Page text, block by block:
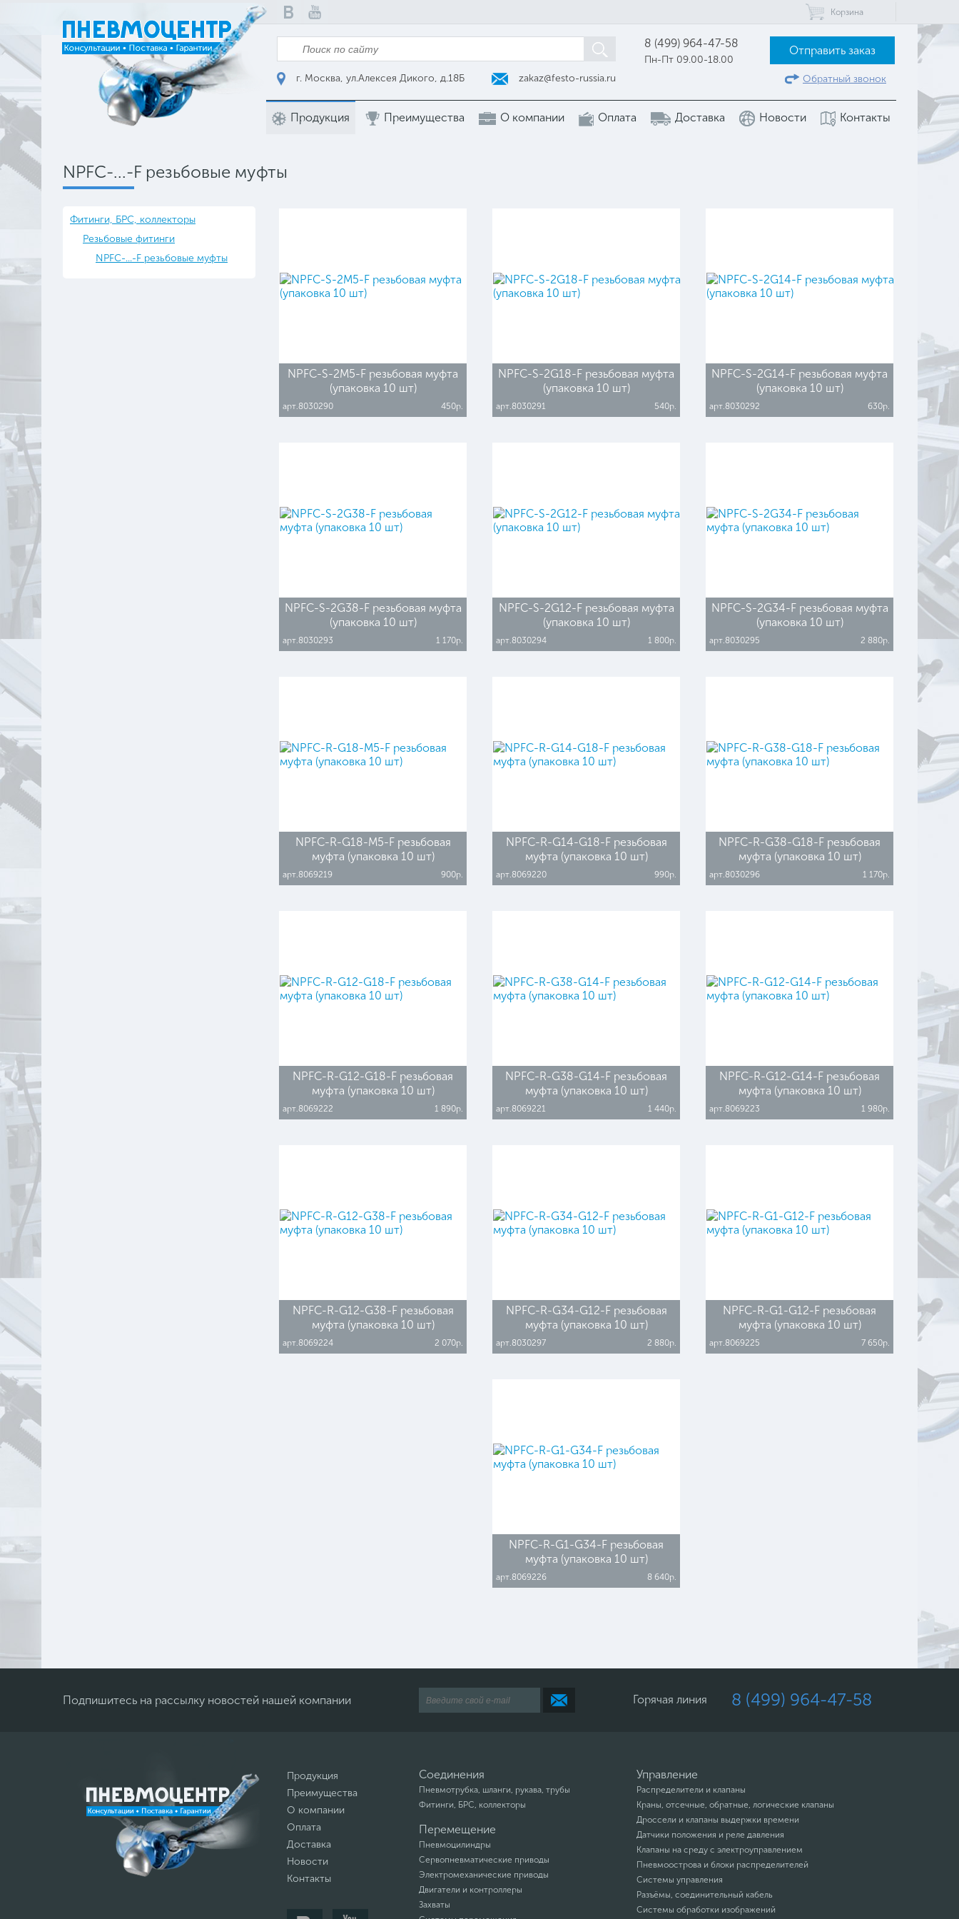
Корзина
г. Москва, ул.Алексея Дикого, д.18Б zakaz@festo-russia.ru
8 (499) 964-47-58
Пн-Пт 09.00-18.00
Отправить заказ
Обратный звонок
Продукция Преимущества О компании Оплата Доставка Новости Контакты
NPFC-...-F резьбовые муфты
Фитинги, БРС, коллекторы
Резьбовые фитинги
NPFC-...-F резьбовые муфты
NPFC-S-2M5-F резьбовая муфта
(упаковка 10 шт)
арт.8030290 450р.
NPFC-S-2G18-F резьбовая муфта
(упаковка 10 шт)
арт.8030291 540р.
NPFC-S-2G14-F резьбовая муфта
(упаковка 10 шт)
арт.8030292 630р.
NPFC-S-2G38-F резьбовая муфта
(упаковка 10 шт)
арт.8030293 1 170р.
NPFC-S-2G12-F резьбовая муфта
(упаковка 10 шт)
арт.8030294 1 800р.
NPFC-S-2G34-F резьбовая муфта
(упаковка 10 шт)
арт.8030295 2 880р.
NPFC-R-G18-M5-F резьбовая
муфта (упаковка 10 шт)
арт.8069219 900р.
NPFC-R-G14-G18-F резьбовая
муфта (упаковка 10 шт)
арт.8069220 990р.
NPFC-R-G38-G18-F резьбовая
муфта (упаковка 10 шт)
арт.8030296 1 170р.
NPFC-R-G12-G18-F резьбовая
муфта (упаковка 10 шт)
арт.8069222 1 890р.
NPFC-R-G38-G14-F резьбовая
муфта (упаковка 10 шт)
арт.8069221 1 440р.
NPFC-R-G12-G14-F резьбовая
муфта (упаковка 10 шт)
арт.8069223 1 980р.
NPFC-R-G12-G38-F резьбовая
муфта (упаковка 10 шт)
арт.8069224 2 070р.
NPFC-R-G34-G12-F резьбовая
муфта (упаковка 10 шт)
арт.8030297 2 880р.
NPFC-R-G1-G12-F резьбовая
муфта (упаковка 10 шт)
арт.8069225 7 650р.
NPFC-R-G1-G34-F резьбовая
муфта (упаковка 10 шт)
арт.8069226 8 640р.
Подпишитесь на рассылку новостей нашей компании Горячая линия 8 (499) 964-47-58
Продукция
Преимущества
О компании
Оплата
Доставка
Новости
Контакты
Соединения
Пневмотрубка, шланги, рукава, трубы
Фитинги, БРС, коллекторы
Перемещение
Пневмоцилиндры
Сервопневматические приводы
Электромеханические приводы
Двигатели и контроллеры
Захваты
Управление
Распределители и клапаны
Краны, отсечные, обратные, логические клапаны
Дроссели и клапаны выдержки времени
Датчики положения и реле давления
Клапаны на среду с электроуправлением
Пневмоострова и блоки распределителей
Системы управления
Разъёмы, соединительный кабель
Системы обработки изображений